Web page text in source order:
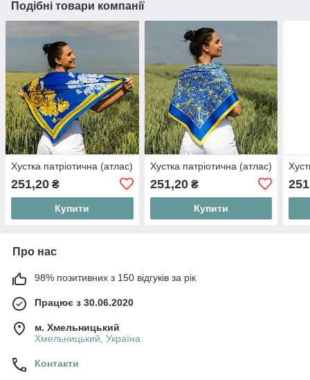
Подібні товари компанії
Хустка патріотична (атлас)
251,20 ₴
Купити
Хустка патріотична (атлас)
251,20₴
Купити
Про нас
98% позитивних з 150 відгуків за рік
Працює з 30.06.2020
м. Хмельницький
Хмельницький, Україна
Контакти